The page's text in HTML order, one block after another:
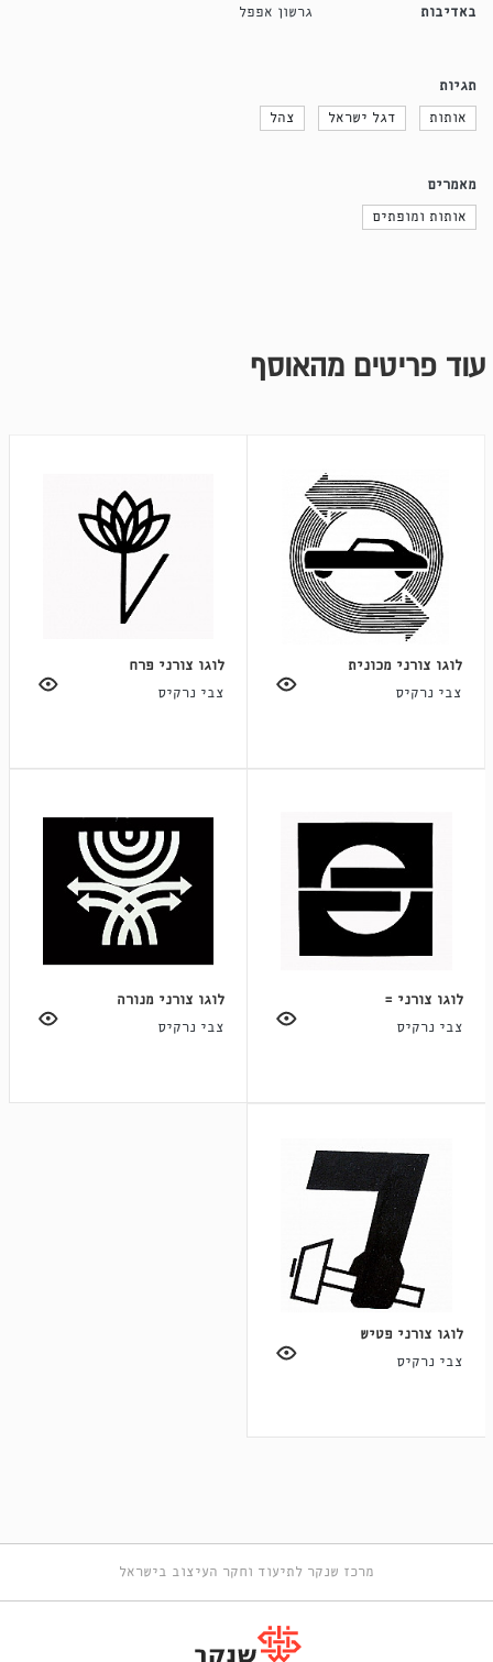
באדיבות גרשון אפפל
תגיות
אותות דגל ישראל צהל
מאמרים
אותות ומופתים
עוד פריטים מהאוסף
לוגו צורני מכונית
צבי נרקיס
לוגו צורני פרח
צבי נרקיס
לוגו צורני =
צבי נרקיס
לוגו צורני מנורה
צבי נרקיס
לוגו צורני פטיש
צבי נרקיס
מרכז שנקר לתיעוד וחקר העיצוב בישראל